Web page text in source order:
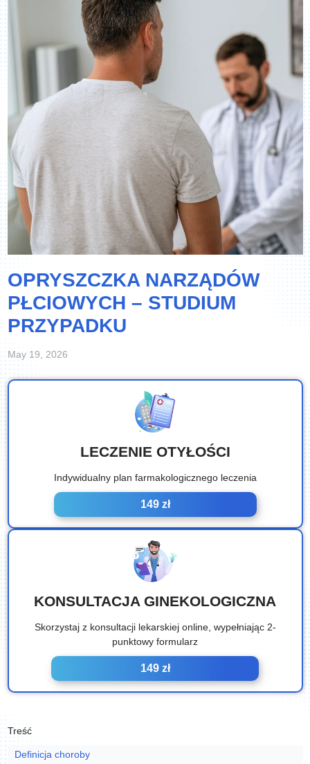
OPRYSZCZKA NARZĄDÓW
PŁCIOWYCH – STUDIUM
PRZYPADKU
May 19, 2026
LECZENIE OTYŁOŚCI
Indywidualny plan farmakologicznego leczenia
149 zł
KONSULTACJA GINEKOLOGICZNA
Skorzystaj z konsultacji lekarskiej online, wypełniając 2-
punktowy formularz
149 zł
Treść
Definicja choroby